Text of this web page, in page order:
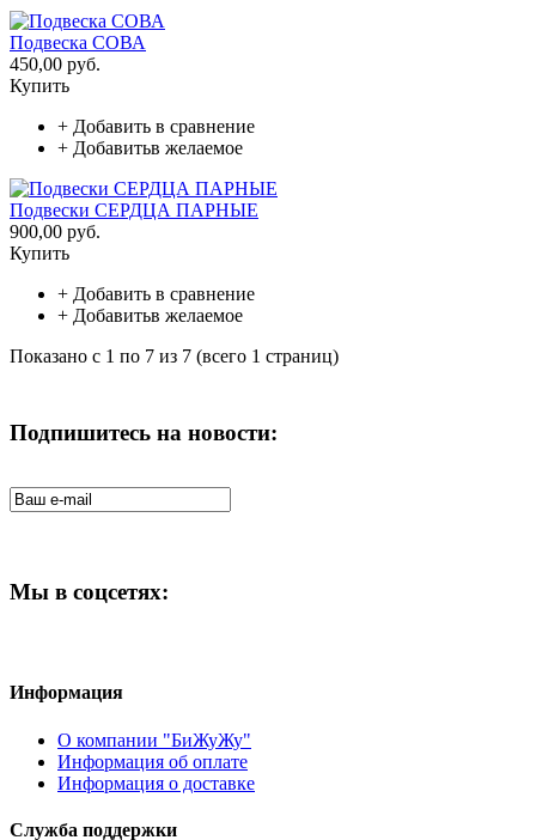
Подвеска СОВА
450,00 руб.
Купить
+ Добавить в сравнение
+ Добавитьв желаемое
Подвески СЕРДЦА ПАРНЫЕ
900,00 руб.
Купить
+ Добавить в сравнение
+ Добавитьв желаемое
Показано с 1 по 7 из 7 (всего 1 страниц)
Подпишитесь на новости:
Мы в соцсетях:
Информация
О компании "БиЖуЖу"
Информация об оплате
Информация о доставке
Служба поддержки